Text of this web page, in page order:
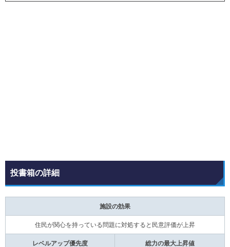
投書箱の詳細
施設の効果
住民が関心を持っている問題に対処すると民意評価が上昇
レベルアップ優先度 総力の最大上昇値